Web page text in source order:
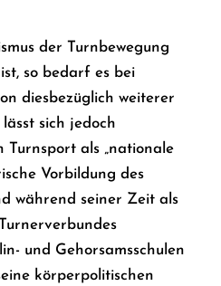
der Turnbewegung
so bedarf es bei
diesbezüglich weiterer
sich jedoch
Turnsport als „nationale
Vorbildung des
während seiner Zeit als
und Gehorsamsschulen
körperpolitischen